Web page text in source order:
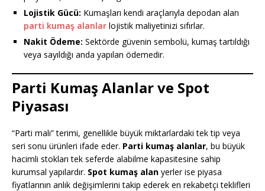
Lojistik Gücü: Kumaşları kendi araçlarıyla depodan alan
parti kumaş alanlar lojistik maliyetinizi sıfırlar.
Nakit Ödeme: Sektörde güvenin sembolü, kumaş tartıldığı
veya sayıldığı anda yapılan ödemedir.
Parti Kumaş Alanlar ve Spot
Piyasası
“Parti malı” terimi, genellikle büyük miktarlardaki tek tip veya
seri sonu ürünleri ifade eder. Parti kumaş alanlar, bu büyük
hacimli stokları tek seferde alabilme kapasitesine sahip
kurumsal yapılardır. Spot kumaş alan yerler ise piyasa
fiyatlarının anlık değişimlerini takip ederek en rekabetçi teklifleri